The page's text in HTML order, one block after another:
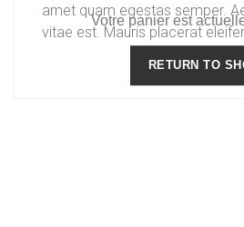
amet quam egestas semper.
vitae est. Mauris placerat
Votre panier est
RETURN TO